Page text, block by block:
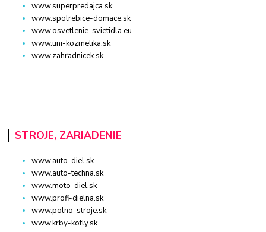
www.superpredajca.sk
www.spotrebice-domace.sk
www.osvetlenie-svietidla.eu
www.uni-kozmetika.sk
www.zahradnicek.sk
STROJE, ZARIADENIE
www.auto-diel.sk
www.auto-techna.sk
www.moto-diel.sk
www.profi-dielna.sk
www.polno-stroje.sk
www.krby-kotly.sk